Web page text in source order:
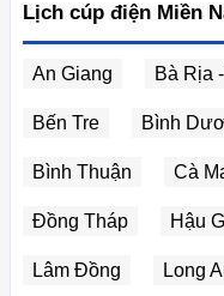
Lịch cúp điện Miền
An Giang Bà Rịa
Bến Tre Bình
Bình Thuận Cà
Đồng Tháp Hậu
Lâm Đồng Long